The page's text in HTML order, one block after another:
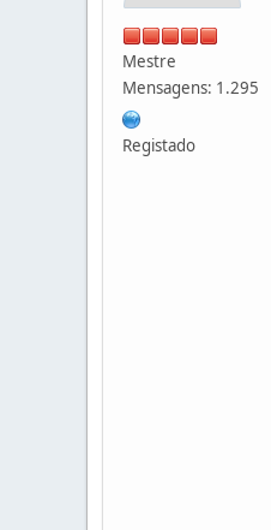
Mestre
Mensagens: 1.295
Registado